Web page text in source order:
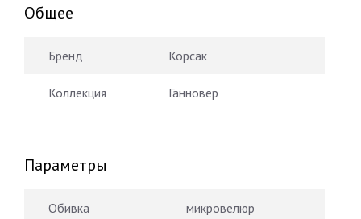
Общее
Бренд Корсак
Коллекция Ганновер
Параметры
Обивка микровелюр